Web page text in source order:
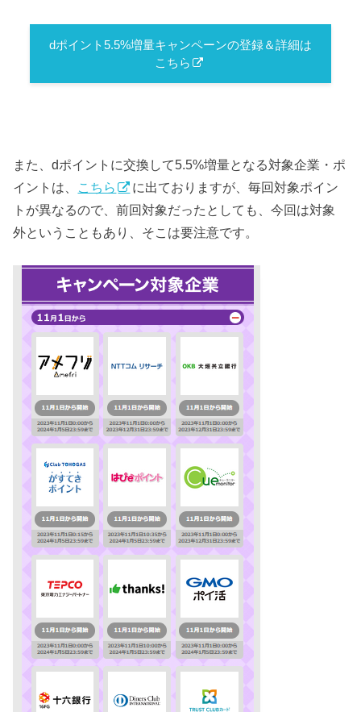
dポイント5.5%増量キャンペーンの登録＆詳細は
こちら
また、dポイントに交換して5.5%増量となる対象企業・ポ
イントは、 こちら
に出ておりますが、毎回対象ポイン
トが異なるので、前回対象だったとしても、今回は対象
外ということもあり、そこは要注意です。